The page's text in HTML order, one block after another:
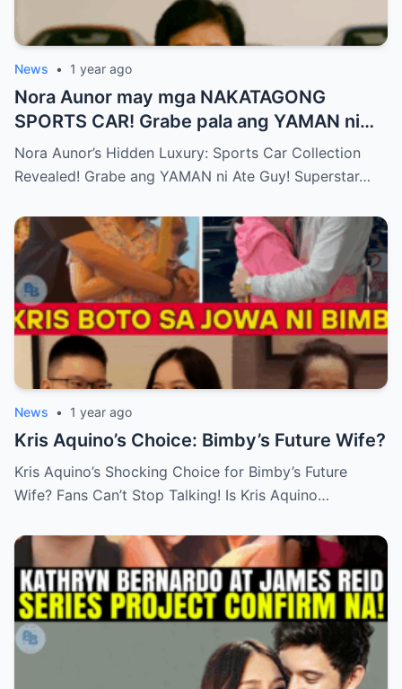
News • 1 year ago
Nora Aunor may mga NAKATAGONG
SPORTS CAR! Grabe pala ang YAMAN ni
Ate Guy Superstar talaga!
Nora Aunor’s Hidden Luxury: Sports Car Collection
Revealed! Grabe ang YAMAN ni Ate Guy! Superstar…
News • 1 year ago
Kris Aquino’s Choice: Bimby’s Future Wife?
Kris Aquino’s Shocking Choice for Bimby’s Future
Wife? Fans Can’t Stop Talking! Is Kris Aquino…